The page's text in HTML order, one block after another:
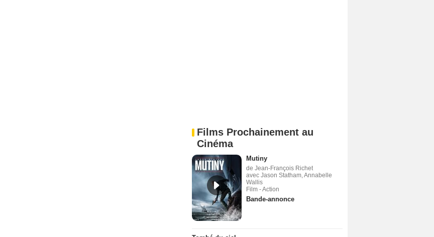
Films Prochainement au
Cinéma
Mutiny
de Jean-François Richet
avec Jason Statham, Annabelle
Wallis
Film - Action
Bande-annonce